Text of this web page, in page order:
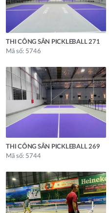
THI CÔNG SÂN PICKLEBALL 271
Mã số: 5746
THI CÔNG SÂN PICKLEBALL 269
Mã số: 5744